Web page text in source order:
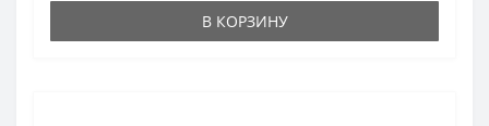
В КОРЗИНУ